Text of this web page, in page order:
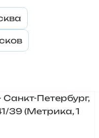
Петербург,
39 (Метрика, 1